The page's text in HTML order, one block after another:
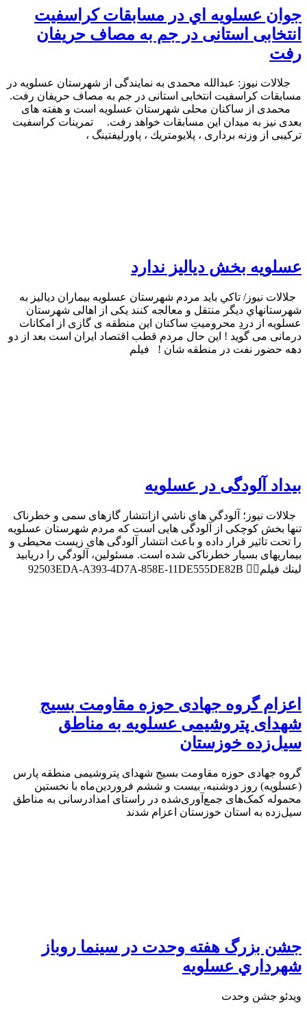
جوان عسلويه اي در مسابقات كراسفيت
انتخابى استانى در جم به مصاف حريفان
رفت
جلالات نيوز: عبدالله محمدى به نمايندگى از شهرستان عسلويه در
مسابقات كراسفيت انتخابى استانى در جم به مصاف حريفان رفت.
محمدى از ساكنان محلى شهرستان عسلويه است و هفته هاى
بعدى نيز به ميدان اين مسابقات خواهد رفت. تمرينات كراسفيت
تركيبى از وزنه بردارى ، پلايومتريك ، پاورليفتينگ ،
عسلويه بخش دياليز ندارد
جلالات نيوز/ تاكي بايد مردم شهرستان عسلويه بيماران دياليز به
شهرستانهاي ديگر منتقل و معالجه كنند يكى از اهالى شهرستان
عسلويه از دردِ محروميتِ ساكنان اين منطقه ى گازى از امكانات
درمانى مى گويد ! اين حال مردم قطب اقتصاد ايران است بعد از دو
دهه حضور نفت در منطقه شان ! فيلم
بیداد آلودگی در عسلویه
جلالات نيوز؛ آلودگي هاي ناشي ازانتشار گازهای سمی و خطرناک
تنها بخش کوچکی از آلودگی هایی است که مردم شهرستان عسلويه
را تحت تاثیر قرار داده و باعث انتشار آلودگی های زیست محیطی و
بیماریهای بسیار خطرناکی شده است. مسئولين، آلودگي را دريابيد
لينك فيلم👇🏻 92503EDA-A393-4D7A-858E-11DE555DE82B
اعزام گروه جهادی حوزه مقاومت بسیج
شهدای پتروشیمی عسلویه به مناطق
سیل‌زده خوزستان
گروه جهادی حوزه مقاومت بسیج شهدای پتروشیمی منطقه پارس
(عسلویه) روز دوشنبه، بیست و ششم فروردین‌ماه با نخستین
محموله کمک‌های جمع‌آوری‌شده در راستای امدادرسانی به مناطق
سیل‌زده به استان خوزستان اعزام شدند
جشن بزرگ هفته وحدت در سينما روباز
شهرداري عسلويه
ويدئو جشن وحدت